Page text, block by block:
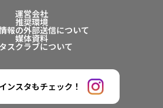
運営会社
推奨環境
報の外部送信について
媒体資料
スクラブについて
ンスタもチェック！